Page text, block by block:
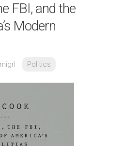
FBI, and the
Modern
Politics